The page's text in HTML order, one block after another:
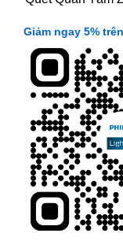
Giảm ngay 5%